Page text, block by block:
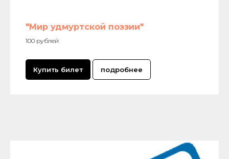
"Мир удмуртской поэзии"
100 рублей
Купить билет подробнее